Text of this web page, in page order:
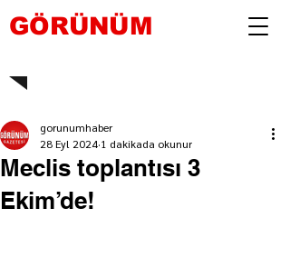
GÖRÜNÜM
Meclis toplantısı 3
Ekim’de!
gorunumhaber
28 Eyl 2024 1 dakikada okunur